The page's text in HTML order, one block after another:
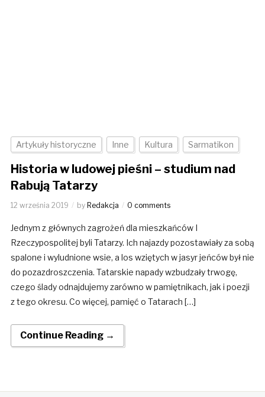
Artykuły historyczne Inne Kultura Sarmatikon
Historia w ludowej pieśni – studium nad
Rabują Tatarzy
12 września 2019 by Redakcja 0 comments
Jednym z głównych zagrożeń dla mieszkańców I
Rzeczypospolitej byli Tatarzy. Ich najazdy pozostawiały za sobą
spalone i wyludnione wsie, a los wziętych w jasyr jeńców był nie
do pozazdroszczenia. Tatarskie napady wzbudzały trwogę,
czego ślady odnajdujemy zarówno w pamiętnikach, jak i poezji
z tego okresu. Co więcej, pamięć o Tatarach […]
Continue Reading →